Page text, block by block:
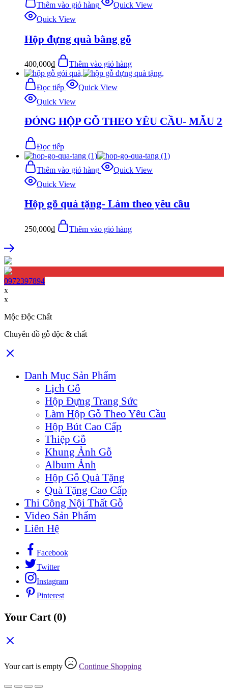
Thêm vào giỏ hàng
Quick View
Quick View
Hộp đựng quà bằng gỗ
400,000₫ Thêm vào giỏ hàng
Đọc tiếp
Quick View
Quick View
ĐÓNG HỘP GỖ THEO YÊU CẦU- MẪU 2
Đọc tiếp
Thêm vào giỏ hàng
Quick View
Quick View
Hộp gỗ quà tặng- Làm theo yêu cầu
250,000₫ Thêm vào giỏ hàng
0972397894
x
x
Mộc Độc Chất
Chuyên đồ gỗ độc & chất
Danh Mục Sản Phẩm
Lịch Gỗ
Hộp Đựng Trang Sức
Làm Hộp Gỗ Theo Yêu Cầu
Hộp Bút Cao Cấp
Thiệp Gỗ
Khung Ảnh Gỗ
Album Ảnh
Hộp Gỗ Quà Tặng
Quà Tặng Cao Cấp
Thi Công Nội Thất Gỗ
Video Sản Phẩm
Liên Hệ
Facebook
Twitter
Instagram
Pinterest
Your Cart (0)
Your cart is empty Continue Shopping